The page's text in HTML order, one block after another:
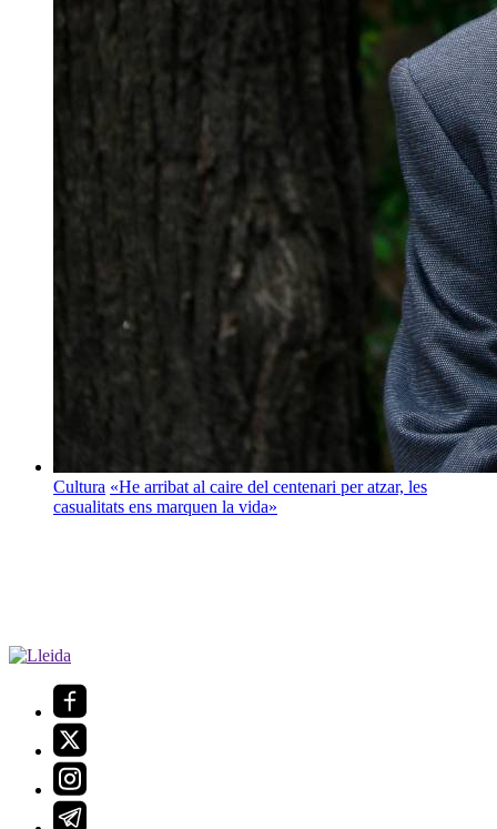
Cultura «He arribat al caire del centenari per atzar, les
casualitats ens marquen la vida»